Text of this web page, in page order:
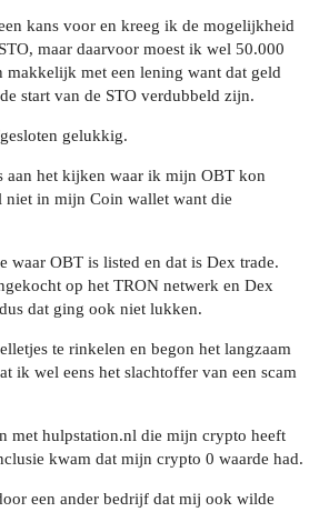
kans voor en kreeg ik de mogelijkheid
maar daarvoor moest ik wel 50.000
makkelijk met een lening want dat geld
start van de STO verdubbeld zijn.
gelukkig.
aan het kijken waar ik mijn OBT kon
niet in mijn Coin wallet want die
waar OBT is listed en dat is Dex trade.
op het TRON netwerk en Dex
dat ging ook niet lukken.
te rinkelen en begon het langzaam
ik wel eens het slachtoffer van een scam
met hulpstation.nl die mijn crypto heeft
kwam dat mijn crypto 0 waarde had.
een ander bedrijf dat mij ook wilde